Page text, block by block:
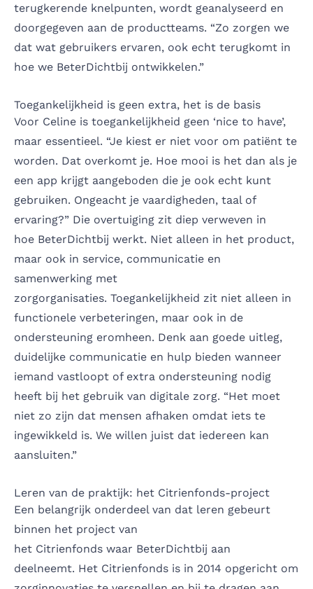
terugkerende knelpunten, wordt geanalyseerd en
doorgegeven aan de productteams. “Zo zorgen we
dat wat gebruikers ervaren, ook echt terugkomt in
hoe we BeterDichtbij ontwikkelen.”
Toegankelijkheid is geen extra, het is de basis
Voor Celine is toegankelijkheid geen ‘nice to have’,
maar essentieel. “Je kiest er niet voor om patiënt te
worden. Dat overkomt je. Hoe mooi is het dan als je
een app krijgt aangeboden die je ook echt kunt
gebruiken. Ongeacht je vaardigheden, taal of
ervaring?” Die overtuiging zit diep verweven in
hoe BeterDichtbij werkt. Niet alleen in het product,
maar ook in service, communicatie en
samenwerking met
zorgorganisaties. Toegankelijkheid zit niet alleen in
functionele verbeteringen, maar ook in de
ondersteuning eromheen. Denk aan goede uitleg,
duidelijke communicatie en hulp bieden wanneer
iemand vastloopt of extra ondersteuning nodig
heeft bij het gebruik van digitale zorg. “Het moet
niet zo zijn dat mensen afhaken omdat iets te
ingewikkeld is. We willen juist dat iedereen kan
aansluiten.”
Leren van de praktijk: het Citrienfonds-project
Een belangrijk onderdeel van dat leren gebeurt
binnen het project van
het Citrienfonds waar BeterDichtbij aan
deelneemt. Het Citrienfonds is in 2014 opgericht om